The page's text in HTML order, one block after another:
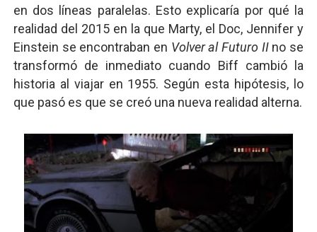
en dos líneas paralelas. Esto explicaría por qué la
realidad del 2015 en la que Marty, el Doc, Jennifer y
Einstein se encontraban en Volver al Futuro IIno se
transformó de inmediato cuando Biff cambió la
historia al viajar en 1955. Según esta hipótesis, lo
que pasó es que se creó una nueva realidad alterna.